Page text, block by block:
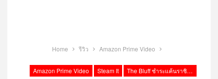
Home รีวิว Amazon Prime Video
Amazon Prime Video Steam It The Bluff ชำระแค้นราชินีโจรสลัด รีวิว Prime